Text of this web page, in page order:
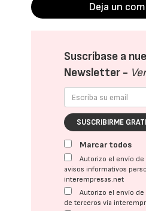
Deja un
Suscríbase a
Newsletter -
SUSCRIBIRME
Marcar todos
Autorizo el envío
avisos informativos
interempresas.net
Autorizo el envío
de terceros vía